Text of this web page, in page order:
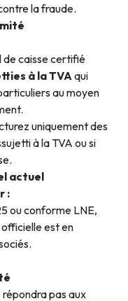
la fraude.
de caisse certifié
à la TVA qui
au moyen
uniquement des
à la TVA ou si
actuel
:
ou conforme LNE,
est en
répondra pas aux